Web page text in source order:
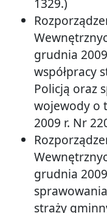
grudnia
współpracy
Policją oraz
wojewody o
2009 r. Nr
grudnia
straży